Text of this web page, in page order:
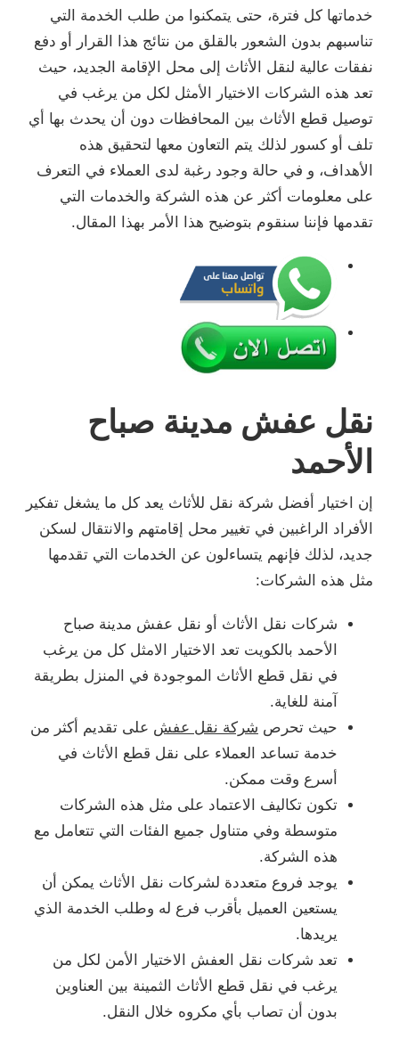
خدماتها كل فترة، حتى يتمكنوا من طلب الخدمة التي
تناسبهم بدون الشعور بالقلق من نتائج هذا القرار أو دفع
نفقات عالية لنقل الأثاث إلى محل الإقامة الجديد، حيث
تعد هذه الشركات الاختيار الأمثل لكل من يرغب في
توصيل قطع الأثاث بين المحافظات دون أن يحدث بها أي
تلف أو كسور لذلك يتم التعاون معها لتحقيق هذه
الأهداف، و في حالة وجود رغبة لدى العملاء في التعرف
على معلومات أكثر عن هذه الشركة والخدمات التي
تقدمها فإننا سنقوم بتوضيح هذا الأمر بهذا المقال.
نقل عفش مدينة صباح
الأحمد
إن اختيار أفضل شركة نقل للأثاث يعد كل ما يشغل تفكير
الأفراد الراغبين في تغيير محل إقامتهم والانتقال لسكن
جديد، لذلك فإنهم يتساءلون عن الخدمات التي تقدمها
مثل هذه الشركات:
شركات نقل الأثاث أو نقل عفش مدينة صباح
الأحمد بالكويت تعد الاختيار الامثل كل من يرغب
في نقل قطع الأثاث الموجودة في المنزل بطريقة
آمنة للغاية.
حيث تحرص شركة نقل عفش على تقديم أكثر من
خدمة تساعد العملاء على نقل قطع الأثاث في
أسرع وقت ممكن.
تكون تكاليف الاعتماد على مثل هذه الشركات
متوسطة وفي متناول جميع الفئات التي تتعامل مع
هذه الشركة.
يوجد فروع متعددة لشركات نقل الأثاث يمكن أن
يستعين العميل بأقرب فرع له وطلب الخدمة الذي
يريدها.
تعد شركات نقل العفش الاختيار الأمن لكل من
يرغب في نقل قطع الأثاث الثمينة بين العناوين
بدون أن تصاب بأي مكروه خلال النقل.